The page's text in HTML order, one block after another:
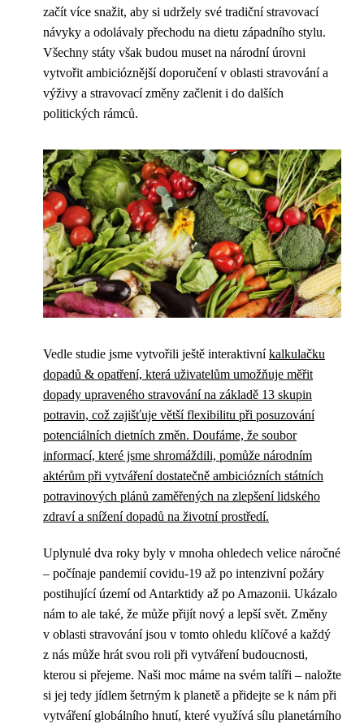
začít více snažit, aby si udržely své tradiční stravovací
návyky a odolávaly přechodu na dietu západního stylu.
Všechny státy však budou muset na národní úrovni
vytvořit ambicióznější doporučení v oblasti stravování a
výživy a stravovací změny začlenit i do dalších
politických rámců.
Vedle studie jsme vytvořili ještě interaktivníkalkulačku
dopadů & opatření, která uživatelům umožňuje měřit
dopady upraveného stravování na základě 13 skupin
potravin, což zajišťuje větší flexibilitu při posuzování
potenciálních dietních změn. Doufáme, že soubor
informací, které jsme shromáždili, pomůže národním
aktérům při vytváření dostatečně ambiciózních státních
potravinových plánů zaměřených na zlepšení lidského
zdraví a snížení dopadů na životní prostředí.
Uplynulé dva roky byly v mnoha ohledech velice náročné
– počínaje pandemií covidu-19 až po intenzivní požáry
postihující území od Antarktidy až po Amazonii. Ukázalo
nám to ale také, že může přijít nový a lepší svět. Změny
v oblasti stravování jsou v tomto ohledu klíčové a každý
z nás může hrát svou roli při vytváření budoucnosti,
kterou si přejeme. Naši moc máme na svém talíři – naložte
si jej tedy jídlem šetrným k planetě a přidejte se k nám při
vytváření globálního hnutí, které využívá sílu planetárního